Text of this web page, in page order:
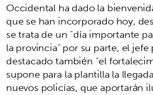
Occidental ha dado la
que se han incorporado hoy,
se trata de un “día importante
la provincia” por su parte, el
destacado también “el
supone para la plantilla la
nuevos policías, que aportarán